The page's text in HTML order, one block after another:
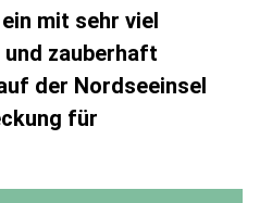
mit sehr viel
zauberhaft
der Nordseeinsel
für